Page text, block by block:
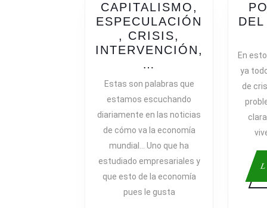
CAPITALISMO,
ESPECULACIÓN
, CRISIS,
INTERVENCIÓN,
…
ESPECULACIÓN,
CRISIS,
INTERVENCIÓN,
…
Estas son palabras que
estamos escuchando
diariamente en las noticias
de cómo va la economía
mundial… Uno que ha
estudiado empresariales y
que esto de la economía
pues le gusta
En
ya
de